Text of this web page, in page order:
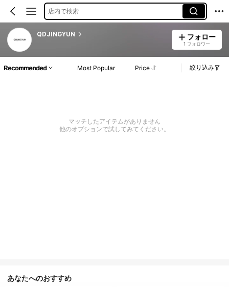
店内で検索
QDJINGYUN フォロー
1 フォロワー
Recommended Most Popular Price 絞り込み
マッチしたアイテムがありません
他のオプションで試してみてください。
あなたへのおすすめ